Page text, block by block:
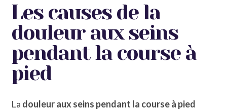
Les causes de la
douleur aux seins
pendant la course à
pied
La douleur aux seins pendant la course à pied